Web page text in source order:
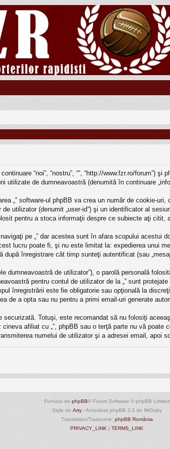
“noi”, “nostru”, “”, “http://www.fzr.ro/forum”) şi
utilizate de dumneavoastră (denumită în continuare
„” software-ul phpBB va crea un număr de cookie-
utilizator (denumit „user-id”) şi un identificator al
pentru a stoca informaţii despre ce subiecte aţi citit,
pe „” dar acestea sunt în afara scopului acestui
lucru poate fi, şi nu este limitat la: expedierea unui
înregistrare cât timp sunteţi autentificat (sau
dumneavoastră de utilizator”), o parolă personală
pentru contul de utilizator de la „” sunt
înregistrării este fie obligatorie sau opţională la
de a opta sau nu pentru a primi email-uri generate
Totuşi, este recomandat să nu folosiţi
afiliat cu „”, phpBB sau o terţă parte nu vă
numelui de utilizator şi a adresei email, apoi
Furnizat de phpBB® Forum Software © phpBB Limited
Style de Arty- Actualizat phpBB 3.2 de MrGaby
Translation/Traducere: phpBB România
PRIVACY_LINK | TERMS_LINK